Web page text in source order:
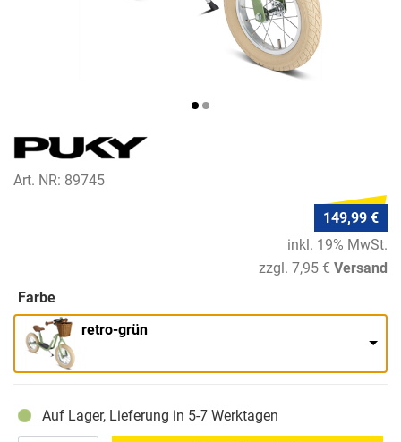
Art. NR: 89745
149,99 €
inkl. 19% MwSt.
zzgl. 7,95 € Versand
Farbe
retro-grün
Auf Lager, Lieferung in 5-7 Werktagen